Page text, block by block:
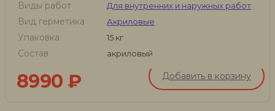
Виды работ Для внутренних и наружных работ
Вид герметика Акриловые
Упаковка 15 кг
Состав акриловый
8990 ₽ Добавить в корзину